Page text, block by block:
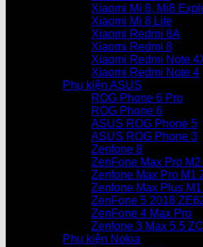
Xiaomi Mi 8, Mi8
Xiaomi Mi 8 Lite
Xiaomi Redmi 8A
Xiaomi Redmi 8
Xiaomi Redmi Note
Xiaomi Redmi Note 4
Phụ kiện ASUS
ROG Phone 6 Pro
ROG Phone 6
ASUS ROG Phone 5
ASUS ROG Phone 3
Zenfone 8
ZenFone Max Pro
Zenfone Max Pro M1
Zenfone Max Plus
ZenFone 5 2018
ZenFone 4 Max Pro
Zenfone 3 Max 5.5
Phụ kiện Nokia